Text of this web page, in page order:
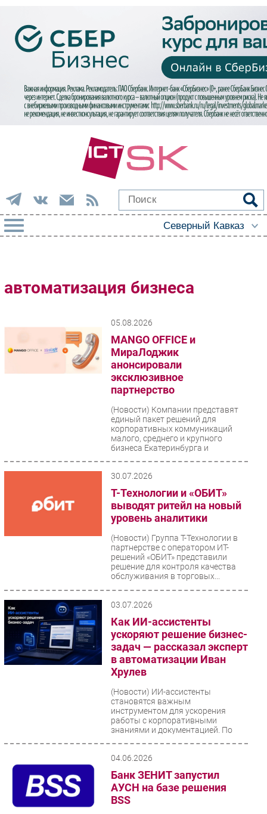
Импорто­замещение
Мобильная связь
Фиксированная связь
Регулирование
Гаджеты
Здоровье
РАЗДЕЛЫ
Проекты
Тестовый стенд
Каталог компаний
автоматизация бизнеса
05.08.2026
MANGO OFFICE и
МираЛоджик
анонсировали
эксклюзивное
партнерство
(Новости) Компании представят
единый пакет решений для
корпоративных коммуникаций
малого, среднего и крупного
бизнеса Екатеринбурга и
30.07.2026
Т-Технологии и «ОБИТ»
выводят ритейл на новый
уровень аналитики
(Новости) Группа Т-Технологии в
партнерстве с оператором ИТ-
решений «ОБИТ» представили
решение для контроля качества
обслуживания в торговых...
03.07.2026
Как ИИ-ассистенты
ускоряют решение бизнес-
задач — рассказал эксперт
в автоматизации Иван
Хрулев
(Новости) ИИ-ассистенты
становятся важным
инструментом для ускорения
работы с корпоративными
знаниями и документацией. По
04.06.2026
Банк ЗЕНИТ запустил
АУСН на базе решения
BSS